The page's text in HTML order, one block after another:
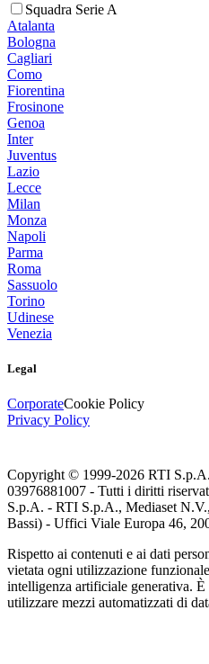
Squadra Serie A
Atalanta
Bologna
Cagliari
Como
Fiorentina
Frosinone
Genoa
Inter
Juventus
Lazio
Lecce
Milan
Monza
Napoli
Parma
Roma
Sassuolo
Torino
Udinese
Venezia
Legal
CorporateCookie Policy
Privacy Policy
Copyright © 1999-2026 RTI
03976881007 - Tutti i diritti
S.p.A. - RTI S.p.A., Mediaset
Bassi) - Uffici Viale Europa 46,
Rispetto ai contenuti e ai dati
vietata ogni utilizzazione
intelligenza artificiale generativa.
utilizzare mezzi automatizzati di